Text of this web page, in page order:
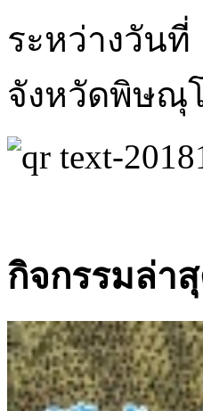
การแข่งขั
ระหว่างวัน
จังหวัดพิษณุ
กิจกรรมล่า